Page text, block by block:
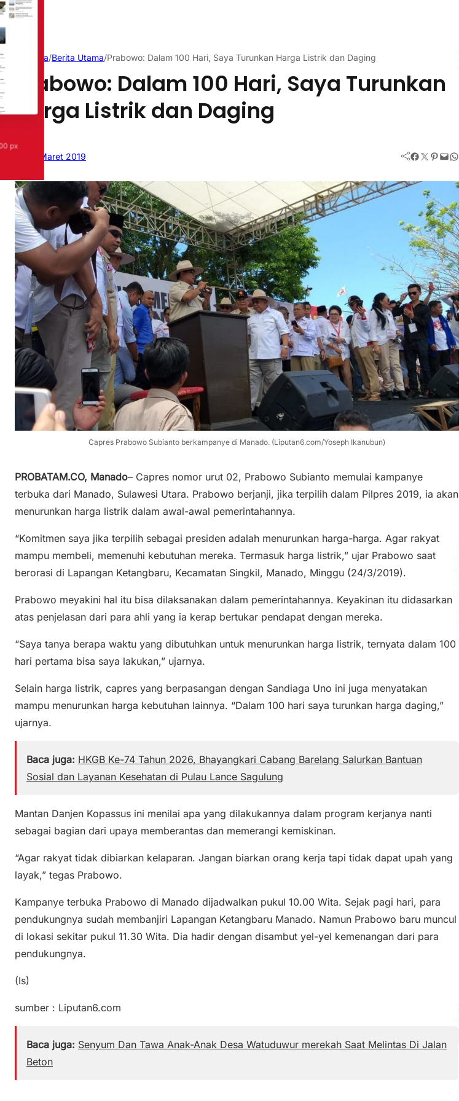
Beranda/Berita Utama/Prabowo: Dalam 100 Hari, Saya Turunkan Harga Listrik dan Daging
Prabowo: Dalam 100 Hari, Saya Turunkan
Harga Listrik dan Daging
24 Maret 2019 Facebook Twitter Pinterest Mail WhatsApp
Capres Prabowo Subianto berkampanye di Manado. (Liputan6.com/Yoseph Ikanubun)
PROBATAM.CO, Manado– Capres nomor urut 02, Prabowo Subianto memulai kampanye
terbuka dari Manado, Sulawesi Utara. Prabowo berjanji, jika terpilih dalam Pilpres 2019, ia akan
menurunkan harga listrik dalam awal-awal pemerintahannya.
“Komitmen saya jika terpilih sebagai presiden adalah menurunkan harga-harga. Agar rakyat
mampu membeli, memenuhi kebutuhan mereka. Termasuk harga listrik,” ujar Prabowo saat
berorasi di Lapangan Ketangbaru, Kecamatan Singkil, Manado, Minggu (24/3/2019).
Prabowo meyakini hal itu bisa dilaksanakan dalam pemerintahannya. Keyakinan itu didasarkan
atas penjelasan dari para ahli yang ia kerap bertukar pendapat dengan mereka.
“Saya tanya berapa waktu yang dibutuhkan untuk menurunkan harga listrik, ternyata dalam 100
hari pertama bisa saya lakukan,” ujarnya.
Selain harga listrik, capres yang berpasangan dengan Sandiaga Uno ini juga menyatakan
mampu menurunkan harga kebutuhan lainnya. “Dalam 100 hari saya turunkan harga daging,”
ujarnya.
Baca juga: HKGB Ke-74 Tahun 2026, Bhayangkari Cabang Barelang Salurkan Bantuan
Sosial dan Layanan Kesehatan di Pulau Lance Sagulung
Mantan Danjen Kopassus ini menilai apa yang dilakukannya dalam program kerjanya nanti
sebagai bagian dari upaya memberantas dan memerangi kemiskinan.
“Agar rakyat tidak dibiarkan kelaparan. Jangan biarkan orang kerja tapi tidak dapat upah yang
layak,” tegas Prabowo.
Kampanye terbuka Prabowo di Manado dijadwalkan pukul 10.00 Wita. Sejak pagi hari, para
pendukungnya sudah membanjiri Lapangan Ketangbaru Manado. Namun Prabowo baru muncul
di lokasi sekitar pukul 11.30 Wita. Dia hadir dengan disambut yel-yel kemenangan dari para
pendukungnya.
(Is)
sumber : Liputan6.com
Baca juga: Senyum Dan Tawa Anak-Anak Desa Watuduwur merekah Saat Melintas Di Jalan
Beton